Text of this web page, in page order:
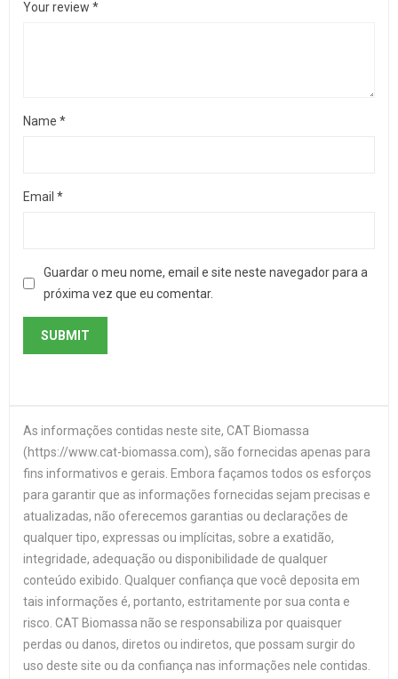
Your review *
Name *
Email *
Guardar o meu nome, email e site neste navegador para a
próxima vez que eu comentar.
As informações contidas neste site, CAT Biomassa
(https://www.cat-biomassa.com), são fornecidas apenas para
fins informativos e gerais. Embora façamos todos os esforços
para garantir que as informações fornecidas sejam precisas e
atualizadas, não oferecemos garantias ou declarações de
qualquer tipo, expressas ou implícitas, sobre a exatidão,
integridade, adequação ou disponibilidade de qualquer
conteúdo exibido. Qualquer confiança que você deposita em
tais informações é, portanto, estritamente por sua conta e
risco. CAT Biomassa não se responsabiliza por quaisquer
perdas ou danos, diretos ou indiretos, que possam surgir do
uso deste site ou da confiança nas informações nele contidas.